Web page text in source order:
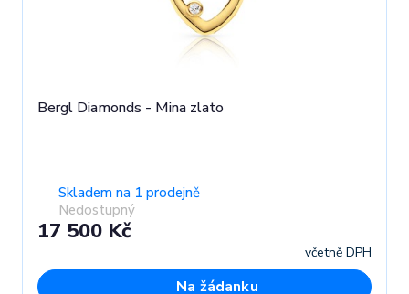
Bergl Diamonds - Mina zlato
Skladem na 1 prodejně
Nedostupný
17 500 Kč
včetně DPH
Na žádanku